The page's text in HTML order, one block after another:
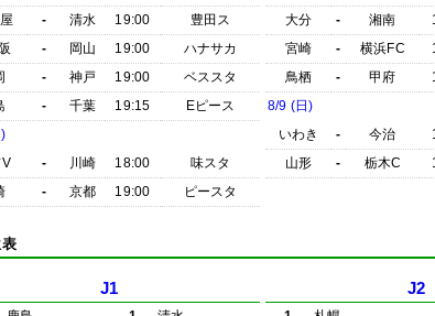
- 清水 19:00
豊田ス
- 岡山 19:00
ハナサカ
- 神戸 19:00
ベススタ
- 千葉 19:15
Eピース
- 川崎 18:00
味スタ
- 京都 19:00 ピースタ
大分
- 湘南
宮崎
- 横浜FC
鳥栖
- 甲府
8/9 (日)
いわき
- 今治
山形
- 栃木C
J1 J2